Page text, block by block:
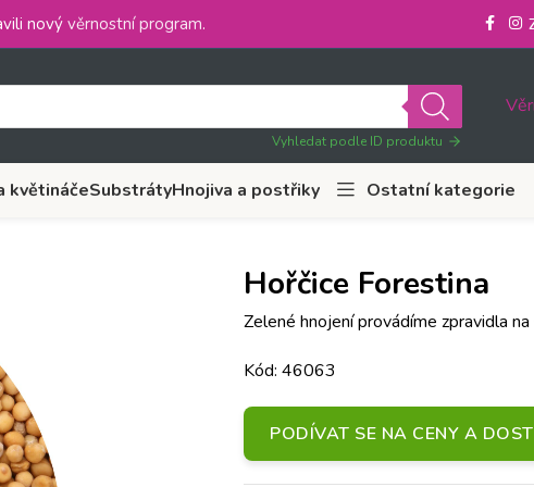
nový věrnostní program.
Vyhledat podle ID produktu
květináčeSubstrátyHnojiva a postřiky
Ostatní kategorie
Hořčice Forestina
Zelené hnojení provádíme zpravidla
Kód: 46063
PODÍVAT SE NA CENY A